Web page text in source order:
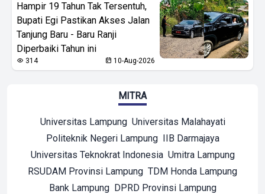
Hampir 19 Tahun Tak Tersentuh,
Bupati Egi Pastikan Akses Jalan
Tanjung Baru - Baru Ranji
Diperbaiki Tahun ini
314 10-Aug-2026
MITRA
Universitas Lampung Universitas Malahayati
Politeknik Negeri Lampung IIB Darmajaya
Universitas Teknokrat Indonesia Umitra Lampung
RSUDAM Provinsi Lampung TDM Honda Lampung
Bank Lampung DPRD Provinsi Lampung